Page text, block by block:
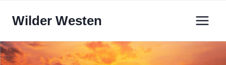
InhaltWilder Westen